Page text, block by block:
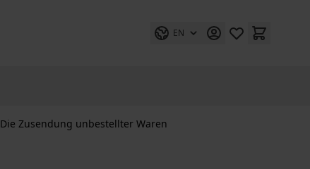
EN
Die Zusendung unbestellter Waren